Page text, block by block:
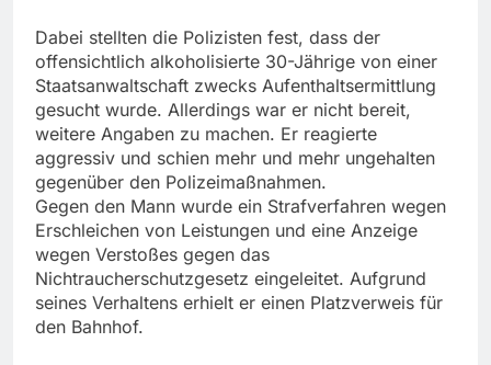
Dabei stellten die Polizisten fest, dass der
offensichtlich alkoholisierte 30-Jährige von einer
Staatsanwaltschaft zwecks Aufenthaltsermittlung
gesucht wurde. Allerdings war er nicht bereit,
weitere Angaben zu machen. Er reagierte
aggressiv und schien mehr und mehr ungehalten
gegenüber den Polizeimaßnahmen.
Gegen den Mann wurde ein Strafverfahren wegen
Erschleichen von Leistungen und eine Anzeige
wegen Verstoßes gegen das
Nichtraucherschutzgesetz eingeleitet. Aufgrund
seines Verhaltens erhielt er einen Platzverweis für
den Bahnhof.